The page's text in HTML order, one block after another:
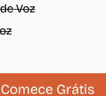
Voz
Comece Grátis